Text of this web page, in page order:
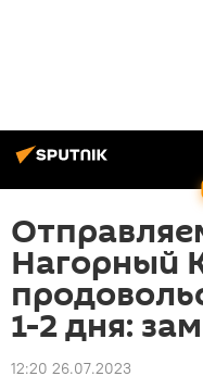
Нагорный
1-2 дня:
12:20 26.07.2023